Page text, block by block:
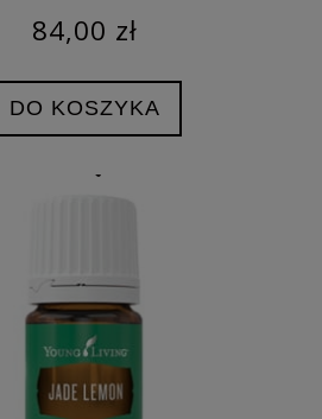
84,00 zł
DO KOSZYKA